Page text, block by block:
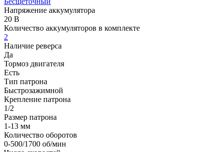
Напряжение аккумулятора
20 В
Количество аккумуляторов в комплекте
2
Наличие реверса
Да
Тормоз двигателя
Есть
Тип патрона
Быстрозажимной
Крепление патрона
1/2
Размер патрона
1-13 мм
Количество оборотов
0-500/1700 об/мин